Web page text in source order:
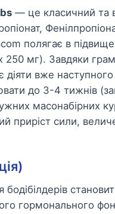
— це класичний та
полягає в
250 мг). Завдяки
діяти вже
до 3-4 тижнів
масонабірних
приріст сили,
гормонального